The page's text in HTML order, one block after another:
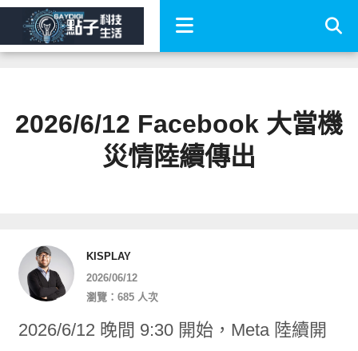
2026/6/12 Facebook 大當機
災情陸續傳出
KISPLAY
2026/06/12
瀏覽：685 人次
2026/6/12 晚間 9:30 開始，Meta 陸續開